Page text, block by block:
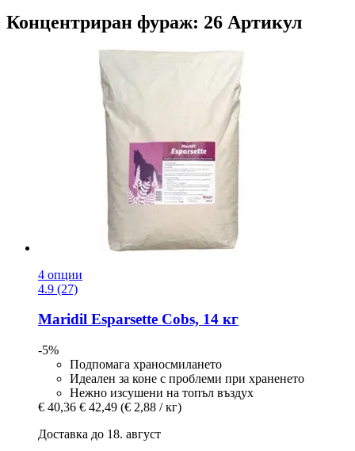
Концентриран фураж: 26 Артикул
4 опции
4.9 (27)
Maridil Esparsette Cobs, 14 кг
-5%
Подпомага храносмилането
Идеален за коне с проблеми при храненето
Нежно изсушени на топъл въздух
€ 40,36 € 42,49 (€ 2,88 / кг)
Доставка до 18. август